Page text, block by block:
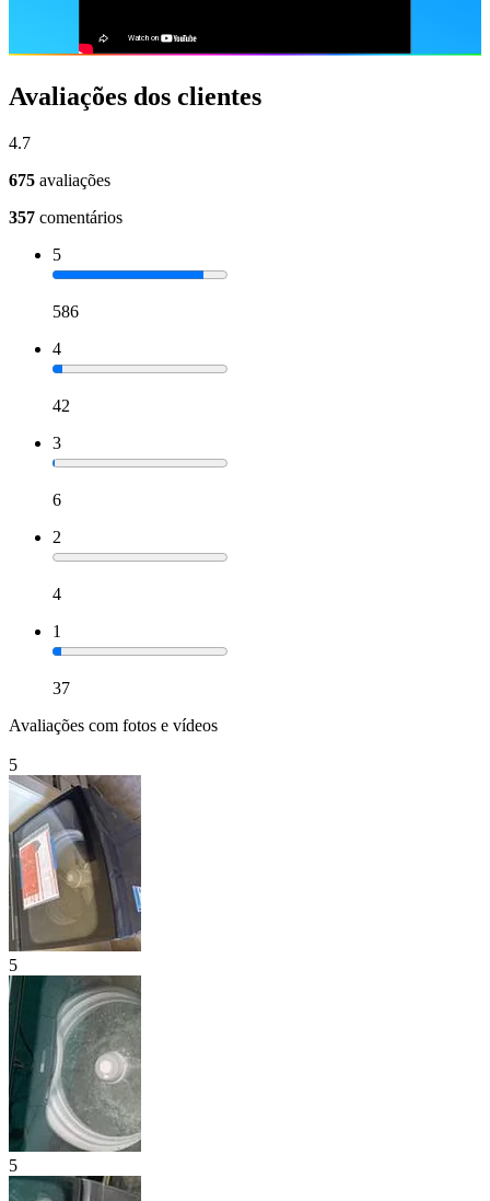
Avaliações dos clientes
4.7
675 avaliações
357 comentários
5
586
4
42
3
6
2
4
1
37
Avaliações com fotos e vídeos
5
5
5